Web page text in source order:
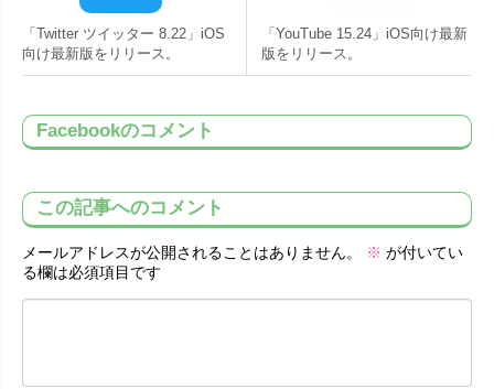
「Twitter ツイッター 8.22」iOS
向け最新版をリリース。
「YouTube 15.24」iOS向け最新
版をリリース。
Facebookのコメント
この記事へのコメント
メールアドレスが公開されることはありません。 ※ が付いてい
る欄は必須項目です